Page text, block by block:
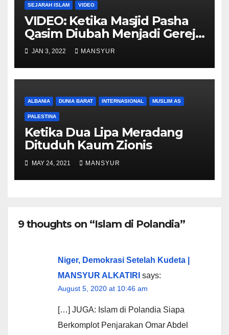
SEJARAH ISLAM VIDEO
VIDEO: Ketika Masjid Pasha
Qasim Diubah Menjadi Gereja
Katolik di Pecs, Hungaria
JAN 3, 2022 MANSYUR
ALBANIA DUNIA BARAT INTERNASIONAL MUSLIM AS
PALESTINA
Ketika Dua Lipa Meradang
Dituduh Kaum Zionis
MAY 24, 2021 MANSYUR
9 thoughts on “Islam di Polandia”
Niger, Demokrasi Setelah Kudeta |
MANSYUR ALKATIRI says:
August 5, 2020 at 10:46 am
[…] JUGA: Islam di Polandia Siapa
Berkomplot Penjarakan Omar Abdel